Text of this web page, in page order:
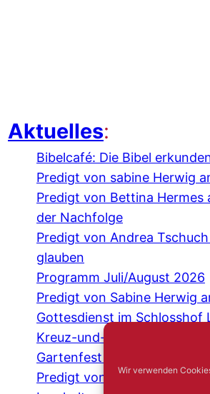
Wir verwenden
Aktuelles:
Bibelcafé: Die Bibel
Predigt von sabine Herwig
Predigt von Bettina Hermes
der Nachfolge
Predigt von Andrea
glauben
Programm Juli/August 2026
Predigt von Sabine Herwig
Gottesdienst im Schlosshof
Kreuz-und-quer-Gespräch:
Gartenfest mit der IEG
Predigt von Judith Hambsch